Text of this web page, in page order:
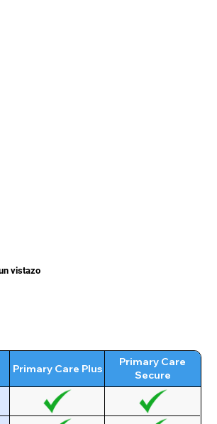
vistazo
Primary Care Plus
Primary Care
Secure